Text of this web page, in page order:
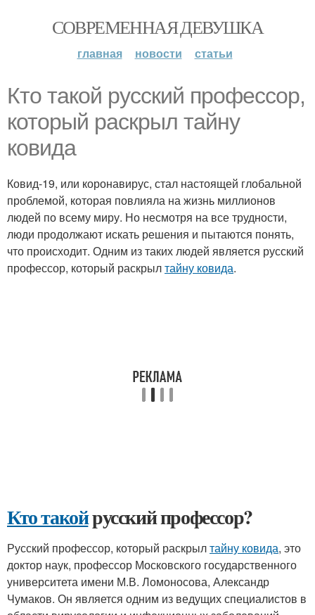
СОВРЕМЕННАЯ ДЕВУШКА
главная новости статьи
Кто такой русский профессор,
который раскрыл тайну
ковида
Ковид-19, или коронавирус, стал настоящей глобальной
проблемой, которая повлияла на жизнь миллионов
людей по всему миру. Но несмотря на все трудности,
люди продолжают искать решения и пытаются понять,
что происходит. Одним из таких людей является русский
профессор, который раскрылтайну ковида.
Кто такойрусский профессор?
Русский профессор, который раскрылтайну ковида, это
доктор наук, профессор Московского государственного
университета имени М.В. Ломоносова, Александр
Чумаков. Он является одним из ведущих специалистов в